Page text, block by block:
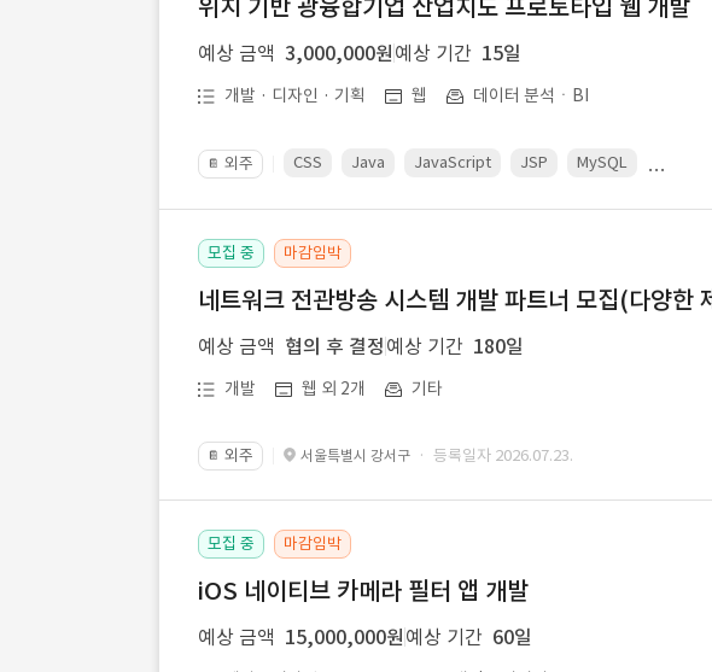
위치 기반 광융합기업 산업지도 프로토타입 웹 개발
예상 금액 3,000,000원 예상 기간 15일
개발 · 디자인 · 기획 웹 데이터 분석ㆍBI
📔 외주 CSS Java JavaScript JSP MySQL
모집 중 마감임박
네트워크 전관방송 시스템 개발 파트너 모집(다양한
예상 금액 협의 후 결정 예상 기간 180일
개발 웹 외 2개 기타
📔 외주 서울특별시 강서구 · 등록일자 2026.07.23.
모집 중 마감임박
iOS 네이티브 카메라 필터 앱 개발
예상 금액 15,000,000원 예상 기간 60일